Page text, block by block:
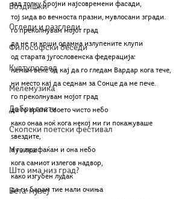
Воздишки
Огледи и разгледи
Философски беседи
Културоглед
Мелемузика
Добри гости
Скопски поетски фестивал
Музика
Што има низ град?
Бета-музеј
зад толку бројни најсовремени фасади,
тој ѕида во вечноста празни, мувлосани згради.
го преколнувам мојот град
да не ги крши одамна излупените клупи
од старата југословенска федерација:
немам веќе од кај да го гледам Вардар кога тече,
ни место кај да седнам за Сонце да ме пече.
го преколнувам мојот град
да го врати своето чисто небо
како онаа ноќ кога некој ми ги покажуваше
ѕвездите,
а го прифаќам и она небо
кога самиот излегов надвор,
како изгубен лудак
да ги барам тие мали очиња